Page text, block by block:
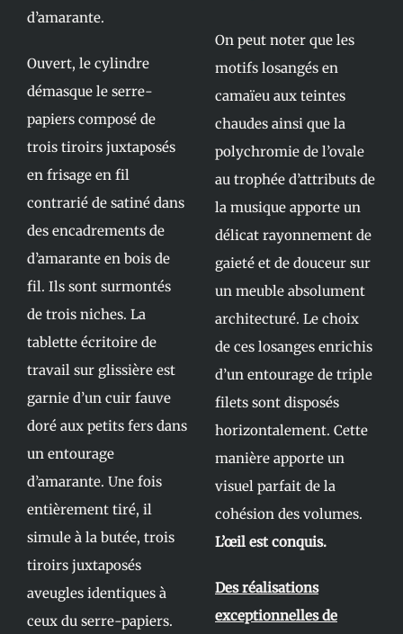
d’amarante.
Ouvert, le cylindre
démasque le serre-
papiers composé de
trois tiroirs juxtaposés
en frisage en fil
contrarié de satiné dans
des encadrements de
d’amarante en bois de
fil. Ils sont surmontés
de trois niches. La
tablette écritoire de
travail sur glissière est
garnie d’un cuir fauve
doré aux petits fers dans
un entourage
d’amarante. Une fois
entièrement tiré, il
simule à la butée, trois
tiroirs juxtaposés
aveugles identiques à
ceux du serre-papiers.
On peut noter que les
motifs losangés en
camaïeu aux teintes
chaudes ainsi que la
polychromie de l’ovale
au trophée d’attributs de
la musique apporte un
délicat rayonnement de
gaieté et de douceur sur
un meuble absolument
architecturé. Le choix
de ces losanges enrichis
d’un entourage de triple
filets sont disposés
horizontalement. Cette
manière apporte un
visuel parfait de la
cohésion des volumes.
L’œil est conquis.
Des réalisations
exceptionnelles de